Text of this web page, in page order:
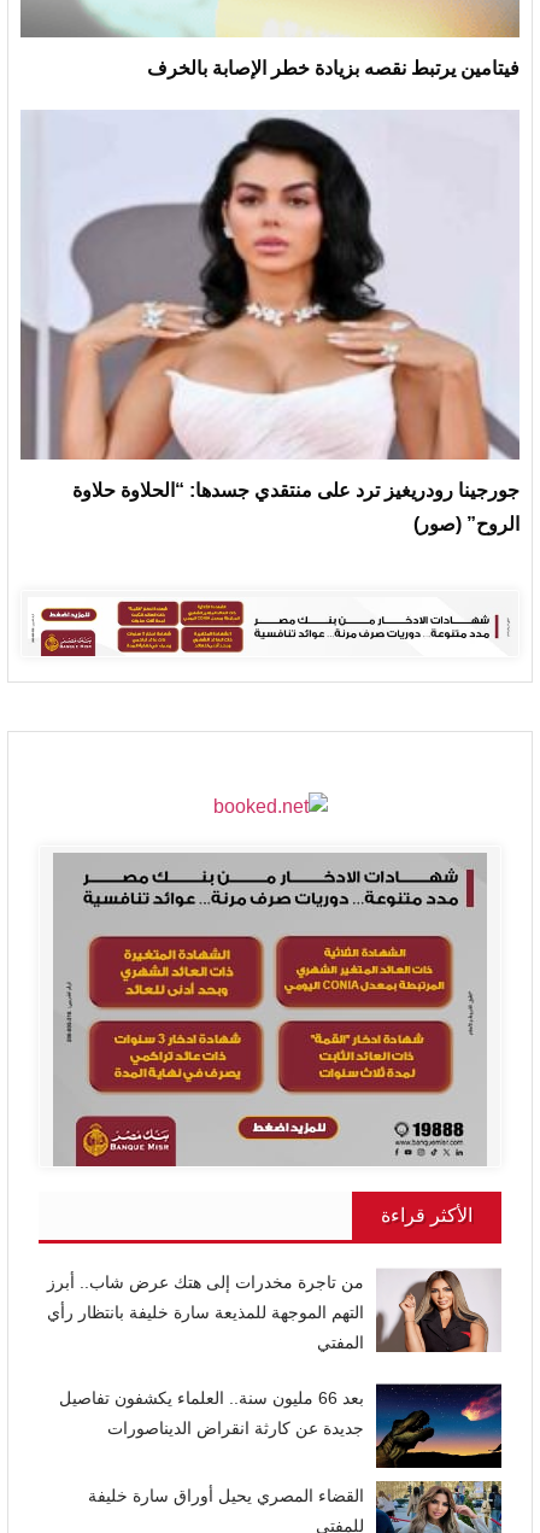
فيتامين يرتبط نقصه بزيادة خطر الإصابة بالخرف
جورجينا رودريغيز ترد على منتقدي جسدها: “الحلاوة حلاوة
الروح” (صور)
الأكثر قراءة
من تاجرة مخدرات إلى هتك عرض شاب.. أبرز
التهم الموجهة للمذيعة سارة خليفة بانتظار رأي
المفتي
بعد 66 مليون سنة.. العلماء يكشفون تفاصيل
جديدة عن كارثة انقراض الديناصورات
القضاء المصري يحيل أوراق سارة خليفة
للمفتي